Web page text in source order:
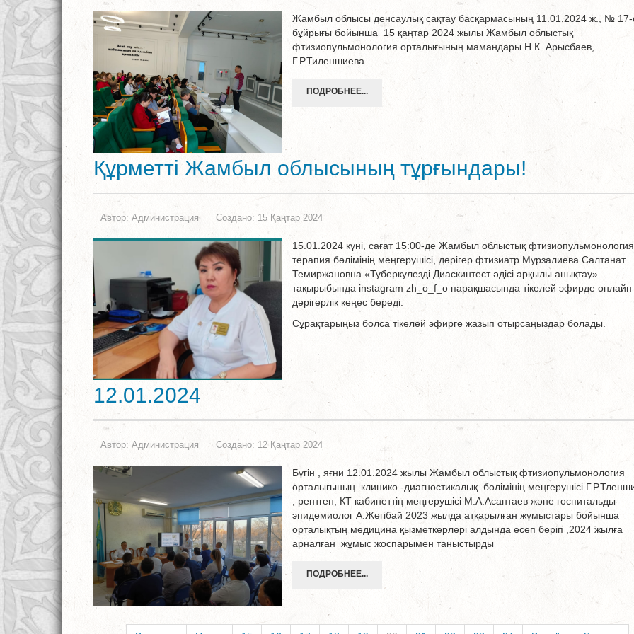
Жамбыл облысы денсаулық сақтау басқармасының 11.01.2024 ж., №
бұйрығы бойынша 15 қаңтар 2024 жылы Жамбыл облыстық
фтизиопульмонология орталығының мамандары Н.К. Арысбаев,
Г.Р.Тиленшиева
ПОДРОБНЕЕ...
Құрметті Жамбыл облысының тұрғындары!
Автор: Администрация Создано: 15 Қаңтар 2024
15.01.2024 күні, сағат 15:00-де Жамбыл облыстық
терапия бөлімінің меңгерушісі, дәрігер фтизиатр Мурзалиева Салтанат
Темиржановна «Туберкулезді Диаскинтест әдісі арқылы анықтау»
тақырыбында instagram zh_o_f_o парақшасында тікелей эфирде онлайн
дәрігерлік кеңес береді.
Сұрақтарыңыз болса тікелей эфирге жазып отырсаңыздар болады.
12.01.2024
Автор: Администрация Создано: 12 Қаңтар 2024
Бүгін , яғни 12.01.2024 жылы Жамбыл облыстық фтизиопульмонология
орталығының клинико -диагностикалық бөлімінің меңгерушісі
, рентген, КТ кабинеттің меңгерушісі М.А.Асантаев және госпитальды
эпидемиолог А.Жөгібай 2023 жылда атқарылған жұмыстары бойынша
орталықтың медицина қызметкерлері алдында есеп беріп ,2024 жылға
арналған жұмыс жоспарымен таныстырды
ПОДРОБНЕЕ...